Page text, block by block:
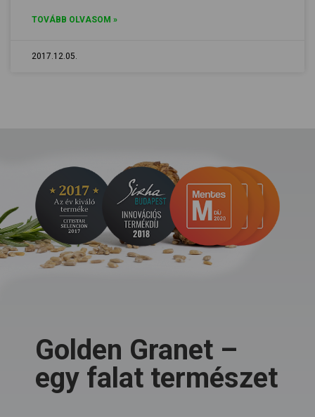
TOVÁBB OLVASOM »
2017.12.05.
Golden Granet –
egy falat természet